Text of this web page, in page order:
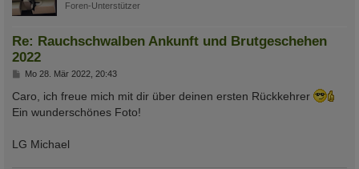
Foren-Unterstützer
Re: Rauchschwalben Ankunft und Brutgeschehen
2022
B
i
r
Mo 28. Mär 2022, 20:43
Caro, ich freue mich mit dir über deinen ersten Rückkehrer
Ein wunderschönes Foto!
LG Michael